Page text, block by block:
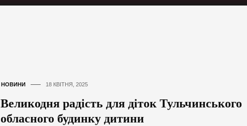
НОВИНИ 18 КВІТНЯ, 2025
Великодня радість для діток Тульчинського
обласного будинку дитини